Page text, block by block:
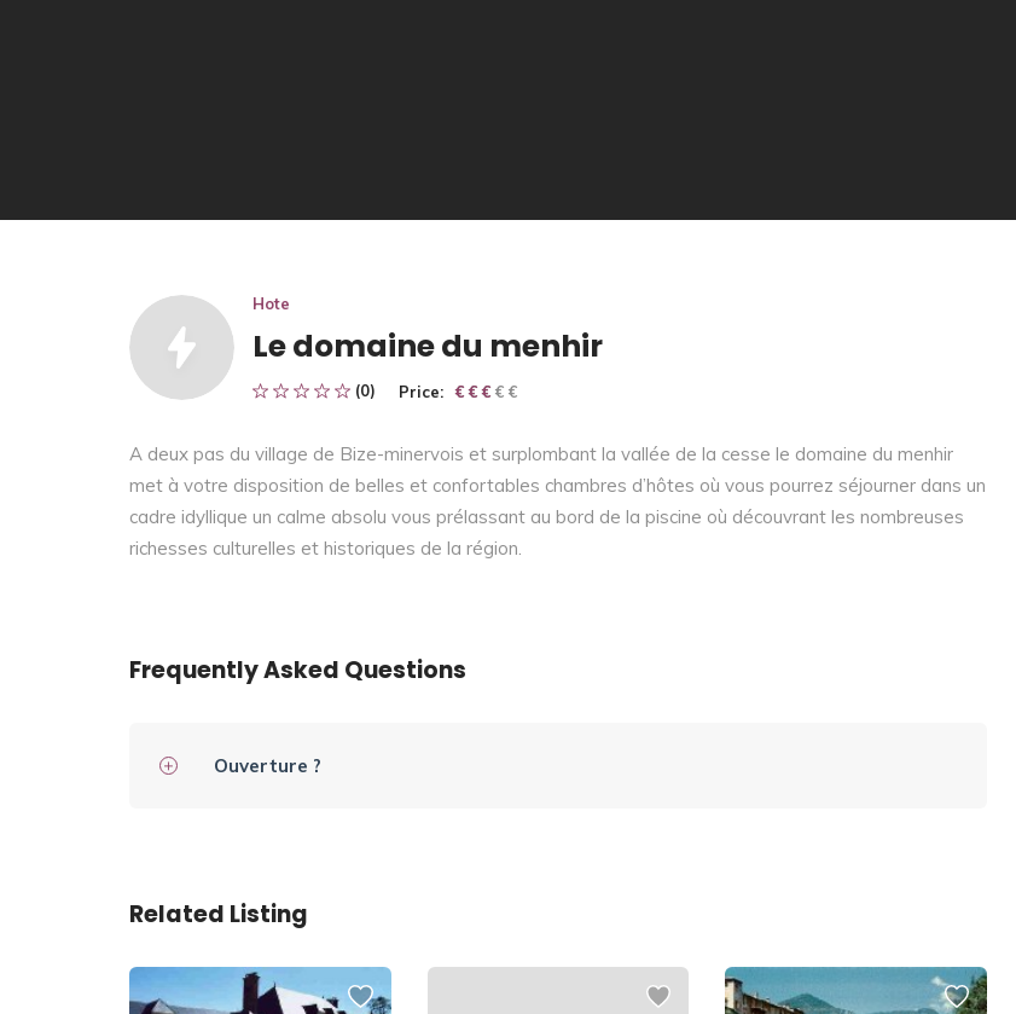
Hote
Le domaine du menhir
(0) Price: € € € € €
€ € €
A deux pas du village de Bize-minervois et surplombant la vallée de la cesse le domaine du menhir
met à votre disposition de belles et confortables chambres d’hôtes où vous pourrez séjourner dans un
cadre idyllique un calme absolu vous prélassant au bord de la piscine où découvrant les nombreuses
richesses culturelles et historiques de la région.
Frequently Asked Questions
Ouverture ?
Related Listing